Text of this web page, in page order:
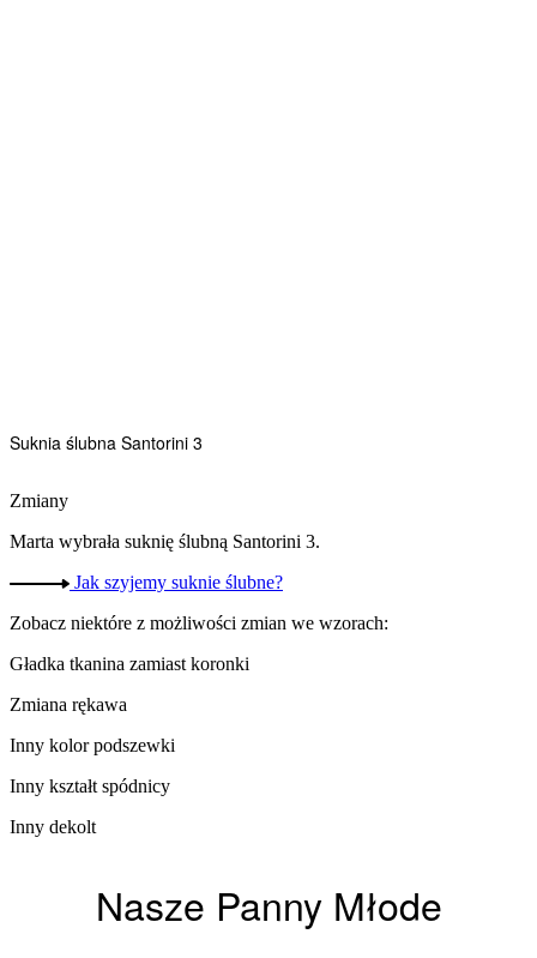
Suknia ślubna Santorini 3
Zmiany
Marta wybrała suknię ślubną Santorini 3.
Jak szyjemy suknie ślubne?
Zobacz niektóre z możliwości zmian we wzorach:
Gładka tkanina zamiast koronki
Zmiana rękawa​
Inny kolor podszewki​
Inny kształt spódnicy
Inny dekolt
Nasze Panny Młode